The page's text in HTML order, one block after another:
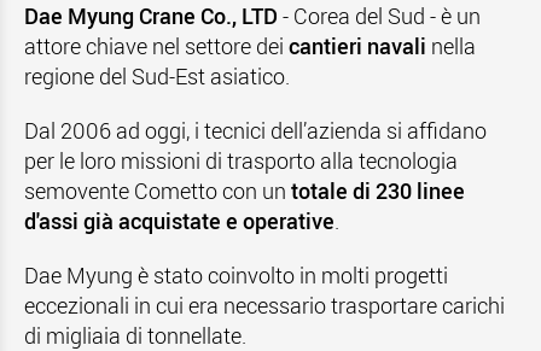
Dae Myung Crane Co., LTD - Corea del Sud - è un
attore chiave nel settore dei cantieri navali nella
regione del Sud-Est asiatico.
Dal 2006 ad oggi, i tecnici dell’azienda si affidano
per le loro missioni di trasporto alla tecnologia
semovente Cometto con un totale di 230 linee
d'assi già acquistate e operative.
Dae Myung è stato coinvolto in molti progetti
eccezionali in cui era necessario trasportare carichi
di migliaia di tonnellate.